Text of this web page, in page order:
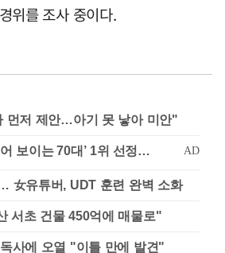
위를 조사 중이다.
먼저 제안…아기 못 낳아 미안"
女유튜버, UDT 훈련 완벽 소화
서초 건물 450억에 매물로"
사에 오열 "이틀 만에 발견"